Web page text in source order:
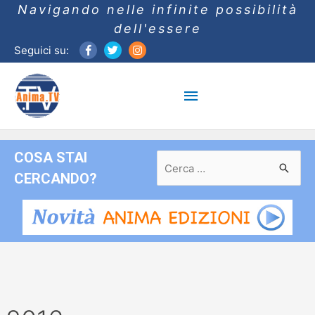
Navigando nelle infinite possibilità
dell'essere
Seguici su:
Menu
principale
COSA STAI
CERCANDO?
per: